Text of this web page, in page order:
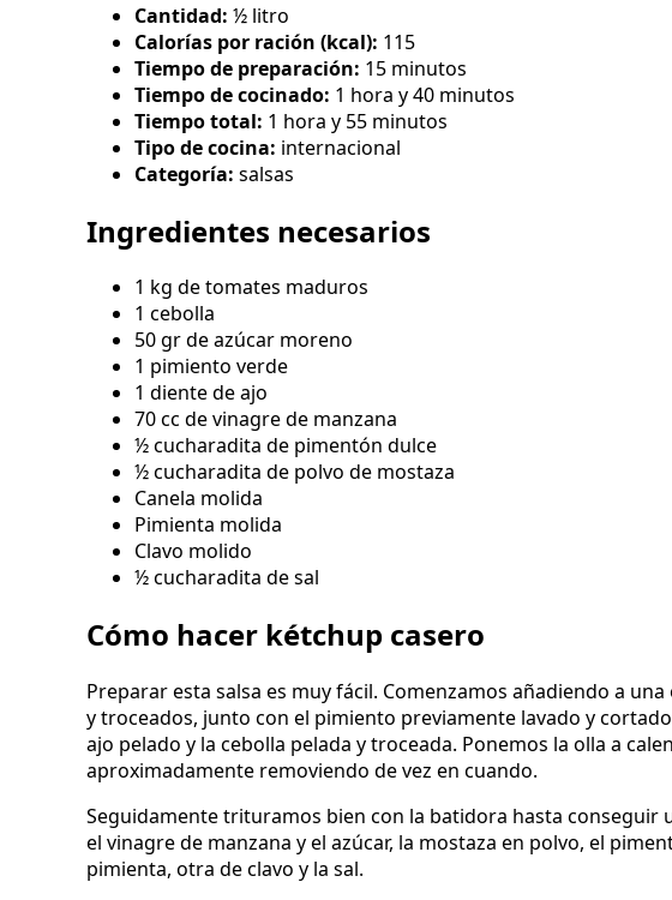
Cantidad: ½ litro
Calorías por ración (kcal): 115
Tiempo de preparación: 15 minutos
Tiempo de cocinado: 1 hora y 40 minutos
Tiempo total: 1 hora y 55 minutos
Tipo de cocina: internacional
Categoría: salsas
Ingredientes necesarios
1 kg de tomates maduros
1 cebolla
50 gr de azúcar moreno
1 pimiento verde
1 diente de ajo
70 cc de vinagre de manzana
½ cucharadita de pimentón dulce
½ cucharadita de polvo de mostaza
Canela molida
Pimienta molida
Clavo molido
½ cucharadita de sal
Cómo hacer kétchup casero
Preparar esta salsa es muy fácil. Comenzamos añadiendo a
y troceados, junto con el pimiento previamente lavado y
ajo pelado y la cebolla pelada y troceada. Ponemos la olla a
aproximadamente removiendo de vez en cuando.
Seguidamente trituramos bien con la batidora hasta conseguir
el vinagre de manzana y el azúcar, la mostaza en polvo, el
pimienta, otra de clavo y la sal.